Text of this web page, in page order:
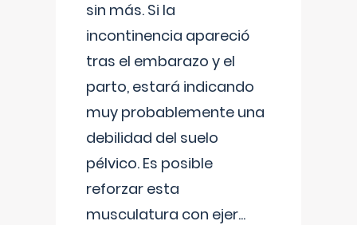
sin más. Si la
incontinencia apareció
tras el embarazo y el
parto, estará indicando
muy probablemente una
debilidad del suelo
pélvico. Es posible
reforzar esta
musculatura con ejer...